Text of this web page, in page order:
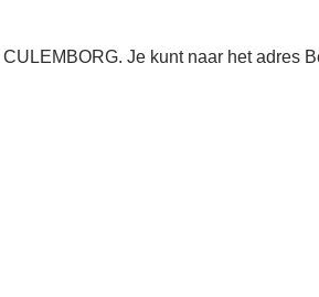
Je kunt naar het adres